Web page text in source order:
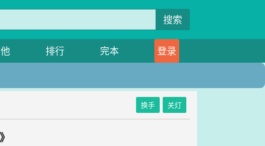
搜索
排行 完本 登录
换手 关灯